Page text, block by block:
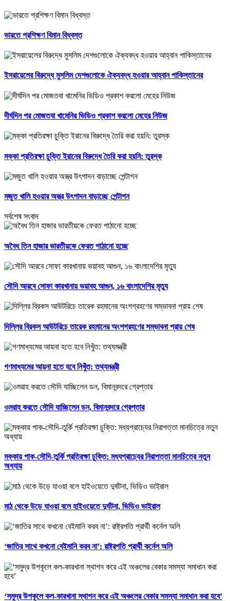
ভারতে প্রশিক্ষণ বিমান বিধ্বস্ত
ইসরায়েলের বিরুদ্ধে মুসলিম দেশগুলোকে ঐক্যবদ্ধ হওয়ার আহ্বান পাকিস্তানের
দীর্ঘদিন পর মোজতবা খামেনির ভিডিও প্রকাশ করলো মেহের নিউজ
মক্কা প্রতিরক্ষা চুক্তি ইরানের বিরুদ্ধে তৈরি করা হয়নি: তুরস্ক
মজুত খালি হওয়ার অস্ত্র উৎপাদন বাড়াচ্ছে পেন্টাগন
সর্বশেষ সংবাদ
অবৈধ তিন হাজার ভারতীয়কে ফেরত পাঠানো হচ্ছে
সৌদি আরবে সোফা কারখানায় ভয়াবহ আগুন, ১৬ বাংলাদেশির মৃত্যু
দিল্লির ব্রিকস আউটরিচে তারেক রহমানের অংশগ্রহণের সম্ভাবনা প্রায় শেষ
গণমাধ্যমের আয়না হতে হবে নিখুঁত: তথ্যমন্ত্রী
ওমরাহ করতে সৌদি যাচ্ছিলেন ডন, বিমানবন্দরে গ্রেপ্তার
মক্কায় পাক-সৌদি-তুর্কি প্রতিরক্ষা চুক্তি: মধ্যপ্রাচ্যের নিরাপত্তা মানচিত্রে নতুন
অধ্যায়
মাঠ থেকে উড়ে যাওয়া বলে হাইওয়েতে দুর্ঘটনা, ভিডিও ভাইরাল
‘জাতির সাথে কখনো বেইমানি করব না’: রাষ্ট্রপতি প্রার্থী কর্নেল অলি
‘সমুদ্র উপকূলে কল-কারখানা স্থাপন করে এই অঞ্চলের বেকার সমস্যা সমাধান করা হবে’